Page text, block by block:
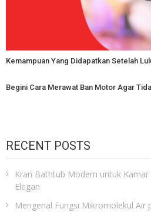
Kemampuan Yang Didapatkan Setelah
Begini Cara Merawat Ban Motor Agar
RECENT POSTS
Kran Bathtub Modern untuk
Elegan
Mengenal Fungsi Mikromolekul Air